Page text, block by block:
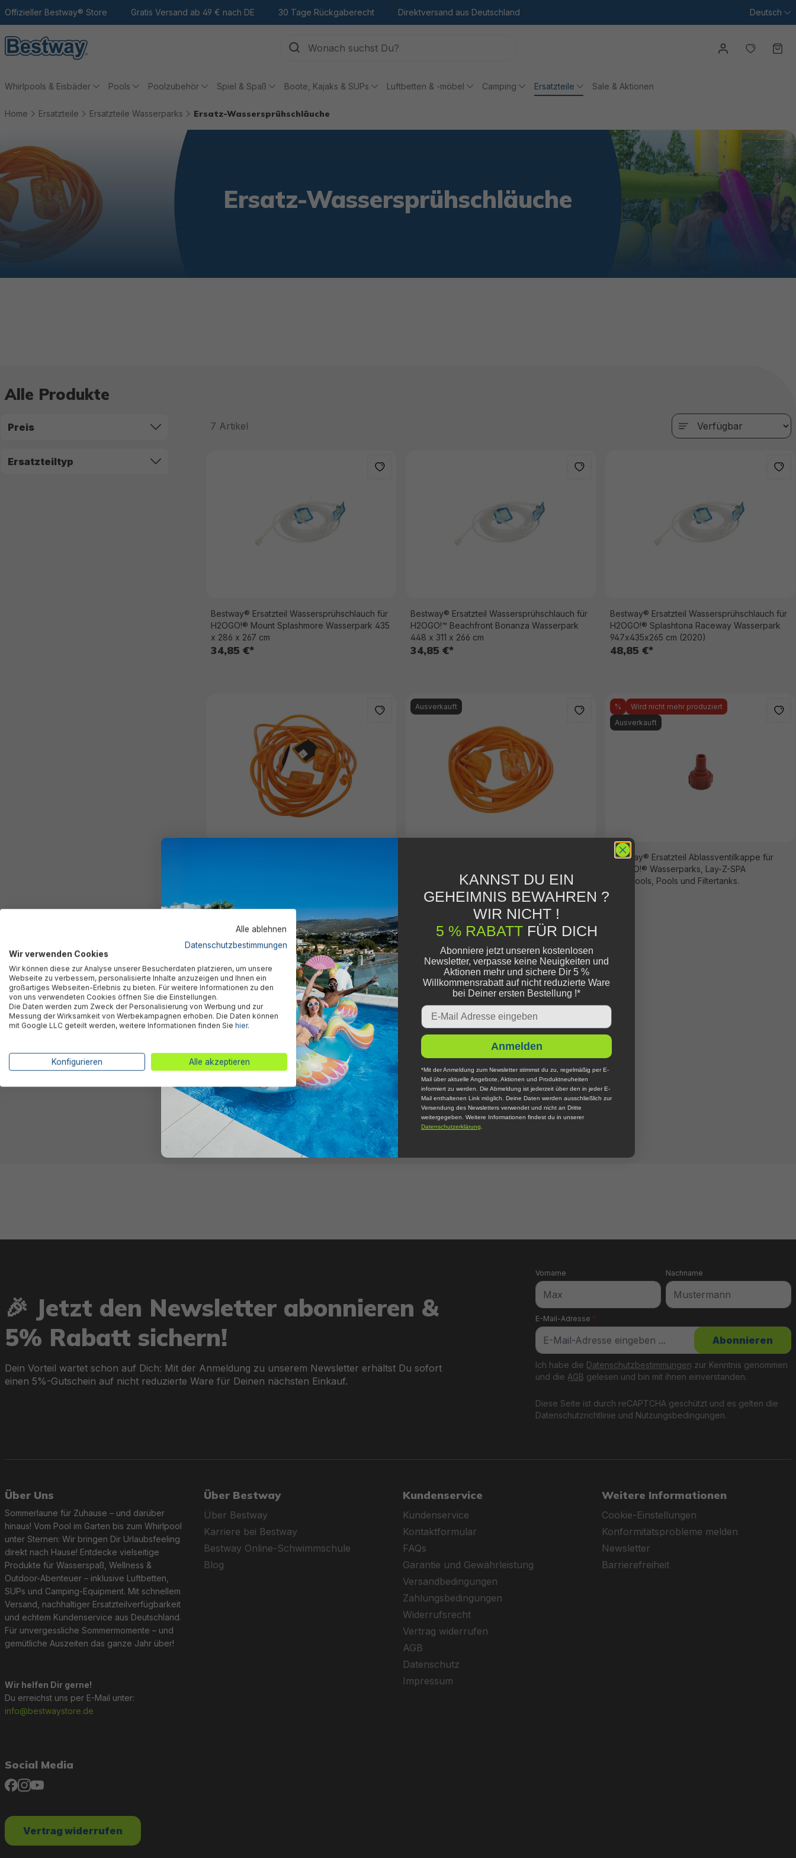
Hauptinhalt
Zur Suche
Zur Hauptnavigation
Offizieller Bestway® Store Gratis Versand ab 49 € nach DE 30 Tage Rückgaberecht Direktversand aus Deutschland Deutsch
Du
Whirlpools & Eisbäder Pools Poolzubehör Spiel & Spaß Boote, Kajaks & SUPs Luftbetten & -möbel Camping Ersatzteile Sale & Aktionen
Home Ersatzteile Ersatzteile Wasserparks Ersatz-Wassersprühschläuche
Ersatz-Wassersprühschläuche
Alle Produkte
Ersatzteiltyp
Preis 7 Artikel
Bestway® Ersatzteil Wassersprühschlauch für
H2OGO!® Mount Splashmore Wasserpark 435
x 286 x 267 cm
34,85 €*
Bestway® Ersatzteil Wassersprühschlauch für
H2OGO!™ Beachfront Bonanza Wasserpark
448 x 311 x 266 cm
34,85 €*
Bestway® Ersatzteil Wassersprühschlauch für
H2OGO!® Splashtona Raceway Wasserpark
947x435x265 cm (2020)
48,85 €*
Ausverkauft
Wasserpark (P62044 | 2022)
39,85 €*
%
Wird nicht mehr produziert
Ausverkauft
Bestway® Ersatzteil Ablassventilkappe für
H2OGO!® Wasserparks, Lay-Z-SPA
Whirlpools, Pools und Filtertanks.
Wird nicht mehr produziert Ausverkauft
Bestway® Ersatzteil Wassersprühschlauch für
H2OGO!® Huricane Tunnel Blast Wasserpark
420x320x260 cm (2019)
🎉 Jetzt den Newsletter abonnieren &
5% Rabatt sichern!
Dein Vorteil wartet schon auf Dich: Mit der Anmeldung zu unserem Newsletter erhältst Du sofort
einen 5%-Gutschein auf nicht reduzierte Ware für Deinen nächsten Einkauf.
E-Mail-Adresse *
Vorname Nachname
Diese Seite ist durch reCAPTCHA geschützt und es gelten die
Datenschutzrichtlinie und Nutzungsbedingungen.
Ich habe die Datenschutzbestimmungen zur Kenntnis genommen
und die AGB gelesen und bin mit ihnen einverstanden.
Abonnieren
Über Uns
Sommerlaune für Zuhause – und darüber
hinaus! Vom Pool im Garten bis zum Whirlpool
unter Sternen: Wir bringen Dir Urlaubsfeeling
direkt nach Hause! Entdecke vielseitige
Produkte für Wasserspaß, Wellness &
Outdoor-Abenteuer – inklusive Luftbetten,
SUPs und Camping-Equipment. Mit schnellem
Versand, nachhaltiger Ersatzteilverfügbarkeit
und echtem Kundenservice aus Deutschland.
Für unvergessliche Sommermomente – und
gemütliche Auszeiten das ganze Jahr über!
Wir helfen Dir gerne!
Du erreichst uns per E-Mail unter:
info@bestwaystore.de
Über Bestway
Über Bestway
Karriere bei Bestway
Bestway Online-Schwimmschule
Blog
Kundenservice
Kundenservice
Kontaktformular
FAQs
Garantie und Gewährleistung
Versandbedingungen
Zahlungsbedingungen
Widerrufsrecht
Vertrag widerrufen
AGB
Datenschutz
Impressum
Weitere Informationen
Cookie-Einstellungen
Konformitätsprobleme melden
Newsletter
Barrierefreiheit
Social Media
Vertrag widerrufen
Alle ablehnen
Datenschutzbestimmungen
Wir verwenden Cookies
Wir können diese zur Analyse unserer Besucherdaten platzieren, um unsere
Webseite zu verbessern, personalisierte Inhalte anzuzeigen und Ihnen ein
großartiges Webseiten-Erlebnis zu bieten. Für weitere Informationen zu den
von uns verwendeten Cookies öffnen Sie die Einstellungen.
Die Daten werden zum Zweck der Personalisierung von Werbung und zur
Messung der Wirksamkeit von Werbekampagnen erhoben. Die Daten können
mit Google LLC geteilt werden, weitere Informationen finden Sie hier.
Konfigurieren Alle akzeptieren
KANNST DU EIN
GEHEIMNIS BEWAHREN ?
WIR NICHT !
5 % RABATTFÜR DICH
Abonniere jetzt unseren kostenlosen
Newsletter, verpasse keine Neuigkeiten und
Aktionen mehr und sichere Dir 5 %
Willkommensrabatt auf nicht reduzierte Ware
bei Deiner ersten Bestellung !*
Email
Anmelden
*Mit der Anmeldung zum Newsletter stimmst du zu, regelmäßig per E-
Mail über aktuelle Angebote, Aktionen und Produktneuheiten
informiert zu werden. Die Abmeldung ist jederzeit über den in jeder E-
Mail enthaltenen Link möglich. Deine Daten werden ausschließlich zur
Versendung des Newsletters verwendet und nicht an Dritte
weitergegeben. Weitere Informationen findest du in unserer
Datenschutzerklärung